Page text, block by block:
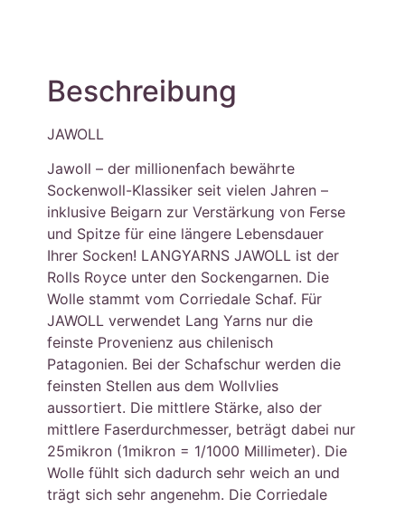
Beschreibung
JAWOLL
Jawoll – der millionenfach bewährte
Sockenwoll-Klassiker seit vielen Jahren –
inklusive Beigarn zur Verstärkung von Ferse
und Spitze für eine längere Lebensdauer
Ihrer Socken! LANGYARNS JAWOLL ist der
Rolls Royce unter den Sockengarnen. Die
Wolle stammt vom Corriedale Schaf. Für
JAWOLL verwendet Lang Yarns nur die
feinste Provenienz aus chilenisch
Patagonien. Bei der Schafschur werden die
feinsten Stellen aus dem Wollvlies
aussortiert. Die mittlere Stärke, also der
mittlere Faserdurchmesser, beträgt dabei nur
25mikron (1mikron = 1/1000 Millimeter). Die
Wolle fühlt sich dadurch sehr weich an und
trägt sich sehr angenehm. Die Corriedale